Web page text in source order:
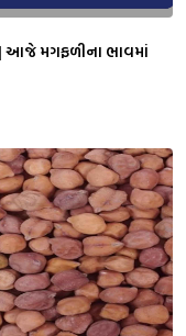
આજે મગફળીના ભાવમાં